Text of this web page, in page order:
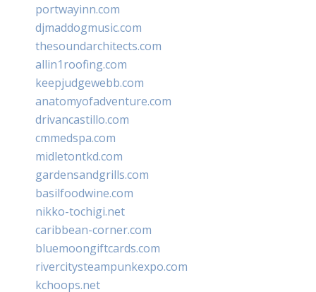
portwayinn.com
djmaddogmusic.com
thesoundarchitects.com
allin1roofing.com
keepjudgewebb.com
anatomyofadventure.com
drivancastillo.com
cmmedspa.com
midletontkd.com
gardensandgrills.com
basilfoodwine.com
nikko-tochigi.net
caribbean-corner.com
bluemoongiftcards.com
rivercitysteampunkexpo.com
kchoops.net